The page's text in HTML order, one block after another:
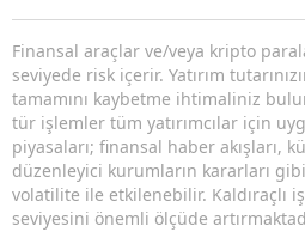
Finansal araçlar ve/veya kripto
seviyede risk içerir. Yatırım
tamamını kaybetme ihtimaliniz
tür işlemler tüm yatırımcılar için
piyasaları; finansal haber akışları,
düzenleyici kurumların kararları
volatilite ile etkilenebilir. Kaldıraçlı
seviyesini önemli ölçüde